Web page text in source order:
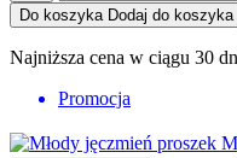
Do koszyka Dodaj do koszyka
Najniższa cena w ciągu 30
Promocja